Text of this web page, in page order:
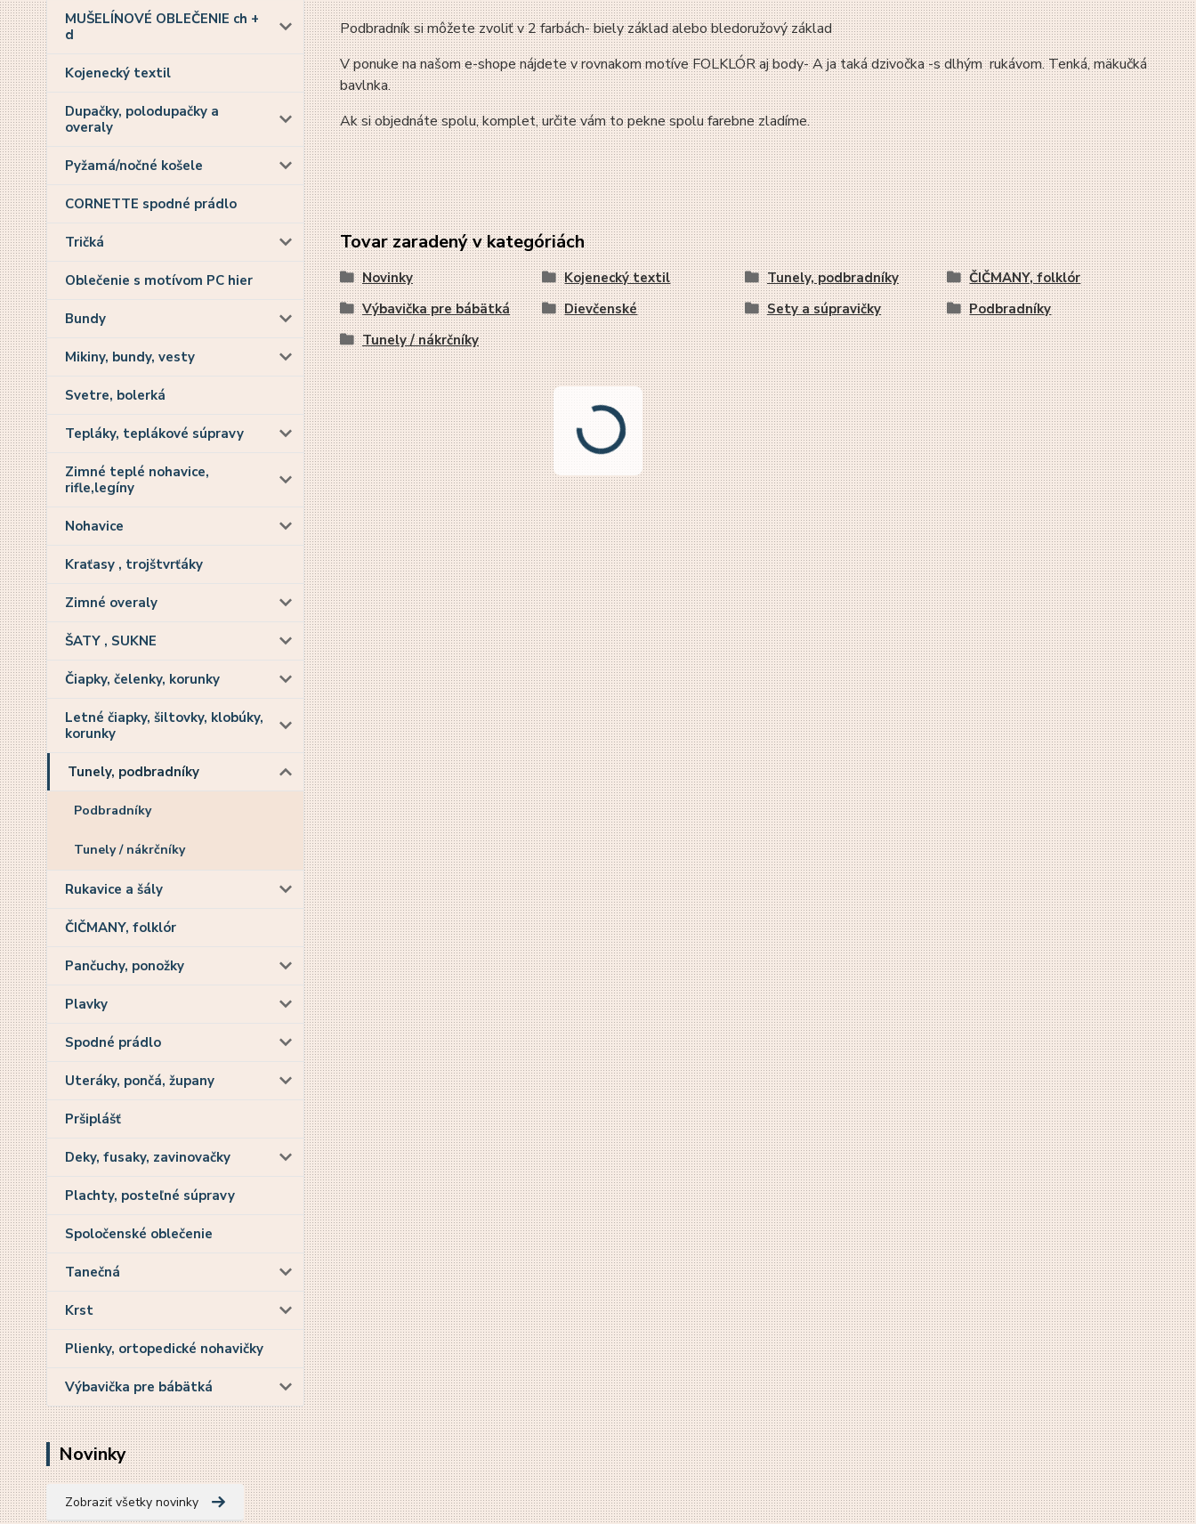
MUŠELÍNOVÉ OBLEČENIE ch +
d
Kojenecký textil
Dupačky, polodupačky a
overaly
Pyžamá/nočné košele
CORNETTE spodné prádlo
Tričká
Oblečenie s motívom PC hier
Bundy
Mikiny, bundy, vesty
Svetre, bolerká
Tepláky, teplákové súpravy
Zimné teplé nohavice,
rifle,legíny
Nohavice
Kraťasy , trojštvrťáky
Zimné overaly
ŠATY , SUKNE
Čiapky, čelenky, korunky
Letné čiapky, šiltovky, klobúky,
korunky
Tunely, podbradníky
Podbradníky
Tunely / nákrčníky
Rukavice a šály
ČIČMANY, folklór
Pančuchy, ponožky
Plavky
Spodné prádlo
Uteráky, pončá, župany
Pršiplášť
Deky, fusaky, zavinovačky
Plachty, posteľné súpravy
Spoločenské oblečenie
Tanečná
Krst
Plienky, ortopedické nohavičky
Výbavička pre bábätká
Novinky
Zobraziť všetky novinky
Podbradník si môžete zvoliť v 2 farbách- biely základ alebo bledoružový základ
V ponuke na našom e-shope nájdete v rovnakom motíve FOLKLÓR aj body- A ja taká dzivočka -s dlhým rukávom. Tenká, mäkučká
bavlnka.
Ak si objednáte spolu, komplet, určite vám to pekne spolu farebne zladíme.
Tovar zaradený v kategóriách
Novinky Kojenecký textil Tunely, podbradníky
ČIČMANY, folklór
Výbavička pre bábätká
Dievčenské Sety a súpravičky
Podbradníky
Tunely / nákrčníky